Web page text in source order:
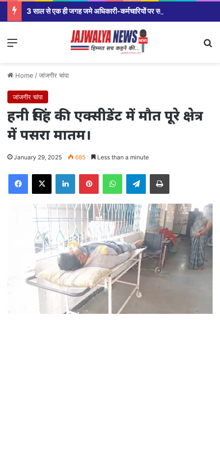
Menu
Home /जांजगीर चांपा
जांजगीर चांपा
हनी सिंह की एक्सीडेंट में मौत पूरे क्षेत्र
में पसरा मातम।
January 29, 2025 685 Less than a minute
Facebook
X LinkedInPinterestWhatsAppTelegramPrint